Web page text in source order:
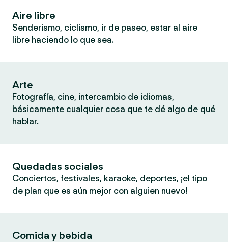
Aire libre
Senderismo, ciclismo, ir de paseo, estar al aire
libre haciendo lo que sea.
Arte
Fotografía, cine, intercambio de idiomas,
básicamente cualquier cosa que te dé algo de qué
hablar.
Quedadas sociales
Conciertos, festivales, karaoke, deportes, ¡el tipo
de plan que es aún mejor con alguien nuevo!
Comida y bebida